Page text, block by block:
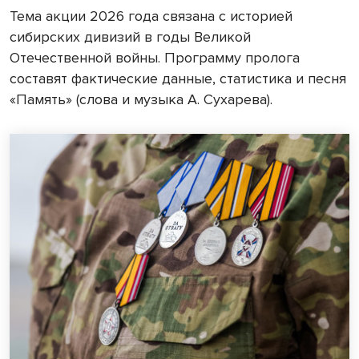
Тема акции 2026 года связана с историей
сибирских дивизий в годы Великой
Отечественной войны. Программу пролога
составят фактические данные, статистика и песня
«Память» (слова и музыка А. Сухарева).